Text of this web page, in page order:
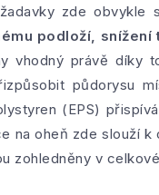
zde obvykle
podloží,
vhodný právě díky
půdorysu
(EPS)
na oheň zde slouží
zohledněny v